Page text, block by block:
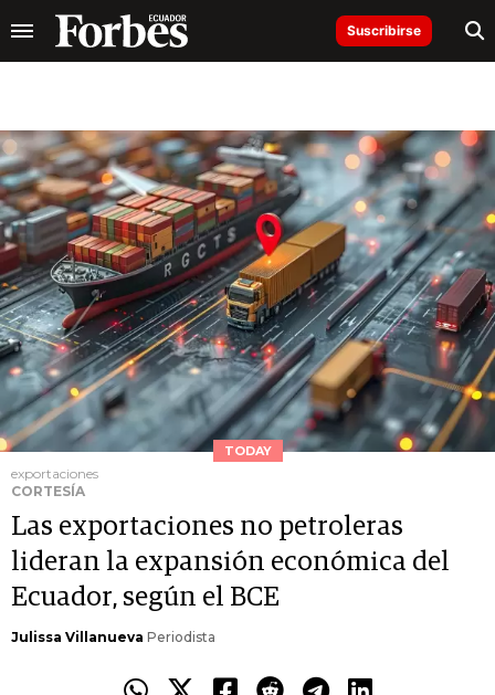
Suscribirse
TODAY
exportaciones
CORTESÍA
Las exportaciones no petroleras
lideran la expansión económica del
Ecuador, según el BCE
Julissa Villanueva Periodista